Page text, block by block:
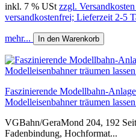
inkl. 7 % USt zzgl.
versandkostenfrei; Lieferzeit 2-5
mehr... In den Warenkorb
Faszinierende Modellbahn-
Modelleisenbahner träumen
VGBahn/GeraMond 204, 192
Fadenbindung, Hochformat...